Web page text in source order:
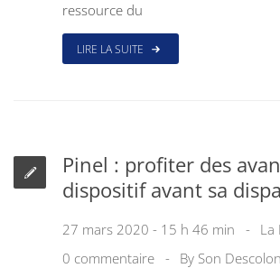
ressource du
LIRE LA SUITE
Pinel : profiter des
dispositif avant sa
27 mars 2020 - 15 h 46 min
La
0 commentaire
By Son